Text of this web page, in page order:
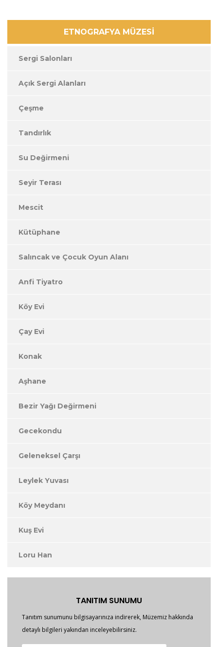
ETNOGRAFYA MÜZESİ
Sergi Salonları
Açık Sergi Alanları
Çeşme
Tandırlık
Su Değirmeni
Seyir Terası
Mescit
Kütüphane
Salıncak ve Çocuk Oyun Alanı
Anfi Tiyatro
Köy Evi
Çay Evi
Konak
Aşhane
Bezir Yağı Değirmeni
Gecekondu
Geleneksel Çarşı
Leylek Yuvası
Köy Meydanı
Kuş Evi
Loru Han
TANITIM SUNUMU
Tanıtım sunumunu bilgisayarınıza indirerek, Müzemiz hakkında
detaylı bilgileri yakından inceleyebilirsiniz.